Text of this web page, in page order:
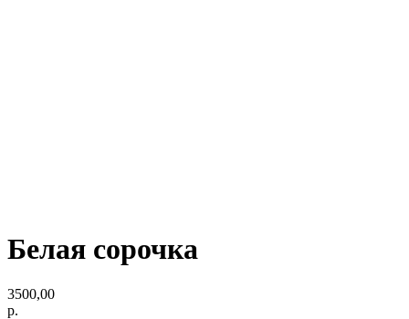
Белая сорочка
3500,00
р.